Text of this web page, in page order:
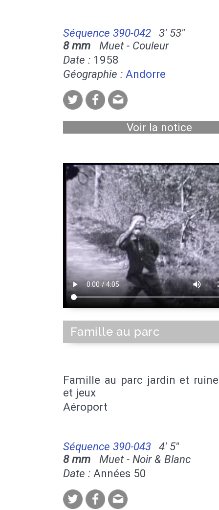
Séquence 390-042
3' 53''
8 mm Muet - Couleur
Date : 1958
Géographie : Andorre
Voir la notice
Famille au parc
Famille au parc jardin et
et jeux
Aéroport
Séquence 390-043
4' 5''
8 mm Muet - Noir & Blanc
Date : Années 50